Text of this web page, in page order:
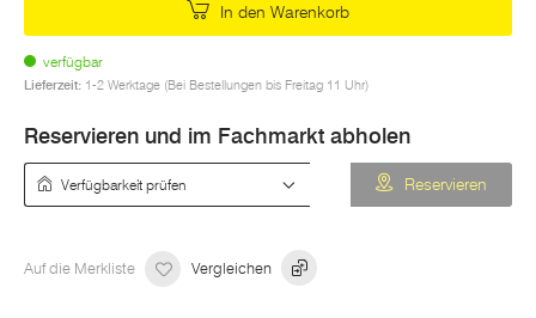
In den Warenkorb
verfügbar
Lieferzeit: 1-2 Werktage (Bei Bestellungen bis Freitag 11 Uhr)
Reservieren und im Fachmarkt abholen
Reservieren
Auf die Merkliste Vergleichen